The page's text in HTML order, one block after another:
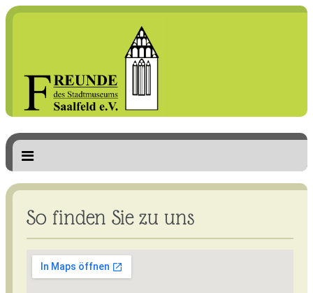
So finden Sie zu uns